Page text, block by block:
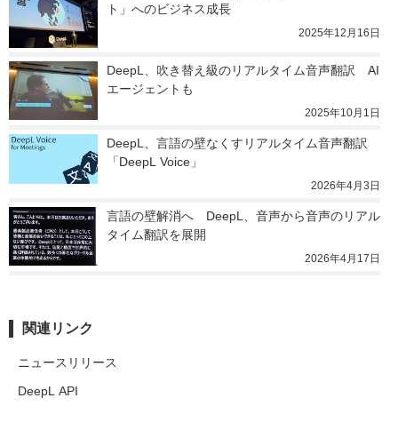
ト」へのビジネス成長
2025年12月16日
DeepL、吹き替え級のリアルタイム音声翻訳　AI
エージェントも
2025年10月1日
DeepL、言語の壁なくすリアルタイム音声翻訳
「DeepL Voice」
2026年4月3日
言語の壁解消へ　DeepL、音声から音声のリアル
タイム翻訳を展開
2026年4月17日
関連リンク
ニュースリリース
DeepL API